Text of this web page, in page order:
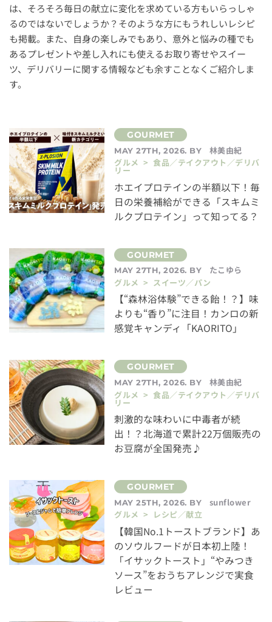
は、そろそろ毎日の献立に変化を求めている方もいらっしゃ
るのではないでしょうか？そのような方にもうれしいレシピ
も掲載。また、自身の楽しみでもあり、意外と悩みの種でも
あるプレゼントや差し入れにも使えるお取り寄せやスイー
ツ、デリバリーに関する情報なども余すことなくご紹介しま
す。
MAY 27TH, 2026. BY
林美由紀
グルメ > 食品／テイクアウト／デリバ
リー
ホエイプロテインの半額以下！毎
日の栄養補給ができる「スキムミ
ルクプロテイン」って知ってる？
MAY 27TH, 2026. BY
たこゆら
グルメ > スイーツ／パン
【“森林浴体験”できる飴！？】味
よりも“香り”に注目！カンロの新
感覚キャンディ「KAORITO」
MAY 27TH, 2026. BY
林美由紀
グルメ > 食品／テイクアウト／デリバ
リー
刺激的な味わいに中毒者が続
出！？北海道で累計22万個販売の
お豆腐が全国発売♪
MAY 25TH, 2026. BY
sunflower
グルメ > レシピ／献立
【韓国No.1トーストブランド】あ
のソウルフードが日本初上陸！
「イサックトースト」“やみつき
ソース”をおうちアレンジで実食
レビュー